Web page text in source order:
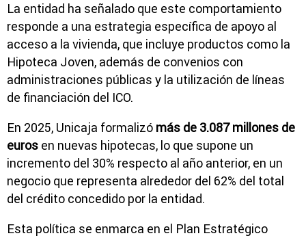
La entidad ha señalado que este comportamiento
responde a una estrategia específica de apoyo al
acceso a la vivienda, que incluye productos como la
Hipoteca Joven, además de convenios con
administraciones públicas y la utilización de líneas
de financiación del ICO.
En 2025, Unicaja formalizó más de 3.087 millones de
euros en nuevas hipotecas, lo que supone un
incremento del 30% respecto al año anterior, en un
negocio que representa alrededor del 62% del total
del crédito concedido por la entidad.
Esta política se enmarca en el Plan Estratégico